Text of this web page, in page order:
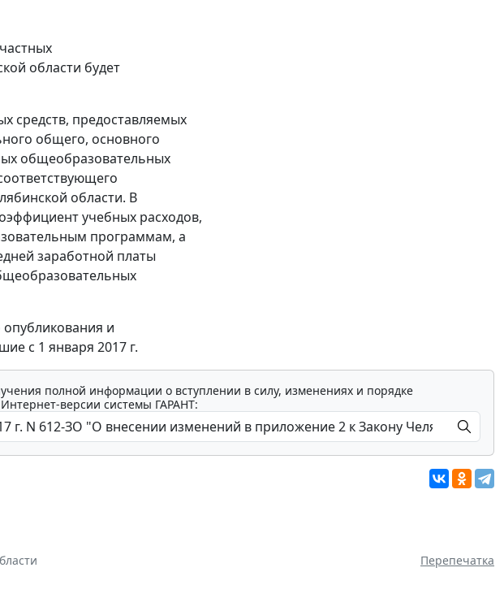
области будет
средств, предоставляемых
общего, основного
общеобразовательных
области. В
учебных расходов,
программам, а
заработной платы
опубликования и
с 1 января 2017 г.
полной информации о вступлении в силу, изменениях и порядке
версии системы ГАРАНТ:
Перепечатка